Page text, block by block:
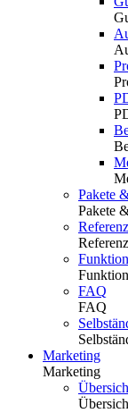
Pakete
Pakete
FAQ
FAQ
Marketing
Marketing